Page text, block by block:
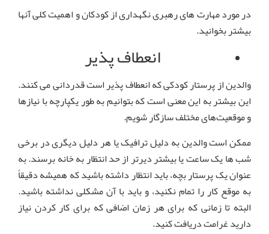
در مورد مهارت های رهبری نگهداری از کودکان و اهمیت کلی آنها
بیشتر بخوانید.
انعطاف پذیر
والدین از پرستار کودکی که انعطاف پذیر است قدردانی می کنند.
این بیشتر به این معنی است که بتوانیم به طور یکپارچه با نیازها
و موقعیت‌های مختلف سازگار شویم.
ممکن است والدین به دلیل ترافیک یا هر دلیل دیگری در برخی
شب ها یک ساعت یا بیشتر دیرتر از حد انتظار به خانه برسند. به
عنوان یک پرستار بچه، باید انتظار داشته باشید که همیشه دقیقاً
به موقع کار را تمام نکنید، و باید با آن مشکلی نداشته باشید.
البته تا زمانی که برای هر زمان اضافی که برای کار کردن نیاز
دارید غرامت دریافت کنید.